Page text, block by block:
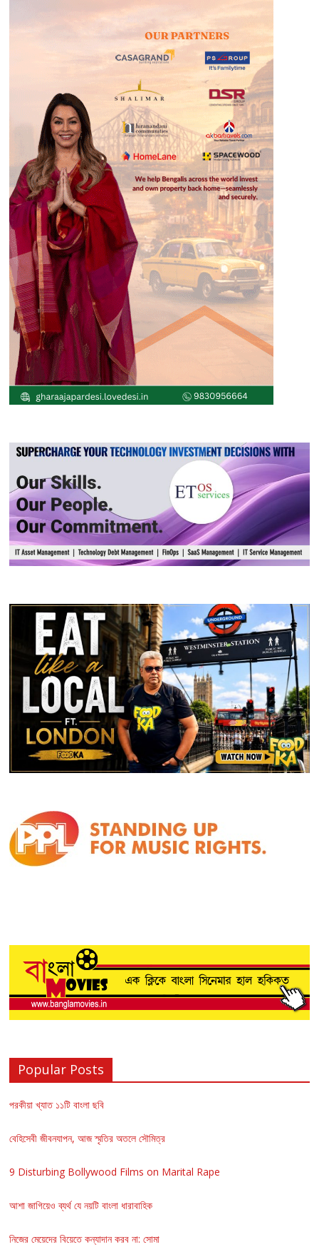
Popular Posts
পরকীয়া খ্যাত ১১টি বাংলা ছবি
বেহিসেবী জীবনযাপন, আজ স্মৃতির অতলে সৌমিত্র
9 Disturbing Bollywood Films on Marital Rape
আশা জাগিয়েও ব্যর্থ যে নয়টি বাংলা ধারাবাহিক
নিজের মেয়েদের বিয়েতে কন্যাদান করব না: সোমা